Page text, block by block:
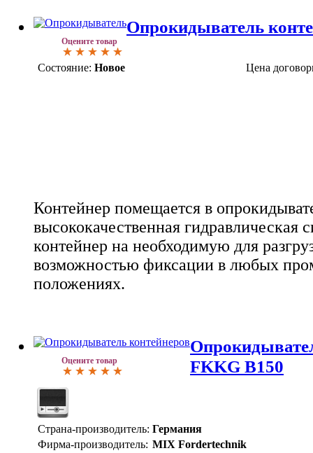
Оцените товар
Опрокидыватель
Состояние: Новое Цена
Контейнер помещается в
высококачественная гидравлическая
контейнер на необходимую для
возможностью фиксации в любых
положениях.
Оцените товар
FKKG B150
Страна-производитель: Германия
Фирма-производитель: MIX Fordertechnik